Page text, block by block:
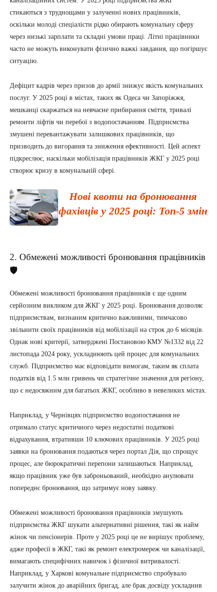
стикаються з труднощами у залученні нових працівників,
оскільки молоді спеціалісти рідко обирають комунальну сферу
через низькі зарплати та складні умови праці. Літні працівники
часто не можуть виконувати фізично важкі завдання, що погіршує
ситуацію.
Дефіцит кадрів через призов до армії знижує якість комунальних
послуг. У 2025 році в містах, таких як Одеса чи Запоріжжя,
мешканці скаржаться на невчасне прибирання сміття, тривалі
ремонти ліфтів чи перебої з водопостачанням. Підприємства
змушені перевантажувати залишкових працівників, що
призводить до вигорання та зниження ефективності. Цей аспект
підкреслює, наскільки мобілізація працівників ЖКГ у 2025 році
створює кризу в комунальній сфері.
Нові квоти на бронювання
фахівців у 2025 році: Топ-5 змін
2. Обмежені можливості бронювання працівників
🛡️
Обмежені можливості бронювання працівників є ще одним
серйозним викликом для ЖКГ у 2025 році. Бронювання дозволяє
підприємствам, визнаним критично важливими, тимчасово
звільнити своїх працівників від мобілізації на строк до 6 місяців.
Однак нові критерії, затверджені Постановою КМУ №1332 від 22
листопада 2024 року, ускладнюють цей процес для комунальних
служб. Підприємство має відповідати вимогам, таким як сплата
податків від 1.5 млн гривень чи стратегічне значення для регіону,
що є недосяжним для багатьох ЖКГ, особливо в невеликих містах.
Наприклад, у Чернівцях підприємство водопостачання не
отримало статус критичного через недостатні податкові
відрахування, втративши 10 ключових працівників. У 2025 році
заявки на бронювання подаються через портал Дія, що спрощує
процес, але бюрократичні перепони залишаються. Наприклад,
якщо працівник уже був заброньований, необхідно анулювати
попереднє бронювання, що затримує нову заявку.
Обмежені можливості бронювання працівників змушують
підприємства ЖКГ шукати альтернативні рішення, такі як найм
жінок чи пенсіонерів. Проте у 2025 році це не вирішує проблему,
адже професії в ЖКГ, такі як ремонт електромереж чи каналізації,
вимагають специфічних навичок і фізичної витривалості.
Наприклад, у Харкові комунальне підприємство спробувало
залучити жінок до аварійних бригад, але брак досвіду ускладнив